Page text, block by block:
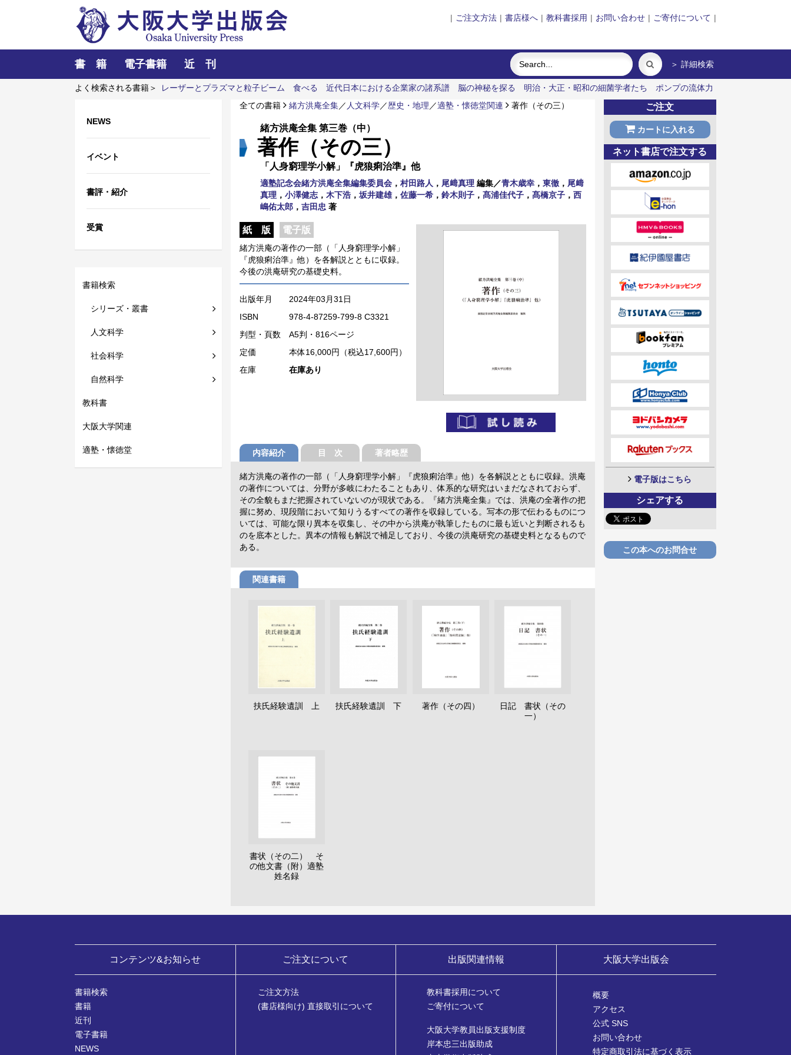
| ご注文方法 | 書店様へ | 教科書採用 | お問い合わせ | ご寄付について |
書 籍 電子書籍 近 刊 ＞ 詳細検索
よく検索される書籍＞ レーザーとプラズマと粒子ビーム 食べる 近代日本における企業家の諸系譜 脳の神秘を探る 明治・大正・昭和の細菌学者たち
ポンプの流体力
NEWS
イベント
書評・紹介
受賞
書籍検索
シリーズ・叢書
人文科学
社会科学
自然科学
教科書
大阪大学関連
適塾・懐徳堂
全ての書籍 緒方洪庵全集／ 人文科学／歴史・地理 ／適塾・懐徳堂関連 著作（その三）
緒方洪庵全集 第三巻（中）
著作（その三）
「人身窮理学小解」『虎狼痢治準』他
適塾記念会緒方洪庵全集編集委員会 ， 村田路人 ， 尾﨑真理 編集／青木歳幸 ， 東徹 ， 尾﨑
真理 ， 小澤健志 ， 木下浩， 坂井建雄， 佐藤一希 ， 鈴木則子 ， 髙浦佳代子 ， 髙橋京子 ， 西
嶋佑太郎 ， 吉田忠 著
紙 版 電子版
緒方洪庵の著作の一部（「人身窮理学小解」
『虎狼痢治準』他）を各解説とともに収録。
今後の洪庵研究の基礎史料。
出版年月
2024年03月31日
ISBN
978-4-87259-799-8 C3321
判型・頁数 A5判・816ページ
定価
本体16,000円（税込17,600円）
在庫
在庫あり
内容紹介 目 次 著者略歴
緒方洪庵の著作の一部（「人身窮理学小解」『虎狼痢治準』他）を各解説とともに収録。洪庵
の著作については、分野が多岐にわたることもあり、体系的な研究はいまだなされておらず、
その全貌もまだ把握されていないのが現状である。『緒方洪庵全集』では、洪庵の全著作の把
握に努め、現段階において知りうるすべての著作を収録している。写本の形で伝わるものにつ
いては、可能な限り異本を収集し、その中から洪庵が執筆したものに最も近いと判断されるも
のを底本とした。異本の情報も解説で補足しており、今後の洪庵研究の基礎史料となるもので
ある。
関連書籍
扶氏経験遺訓 上 扶氏経験遺訓 下 著作（その四）
日記 書状（その
一）
書状（その二） そ
の他文書（附）適塾
姓名録
ご注文
カートに入れる
ネット書店で注文する
電子版はこちら
シェアする
この本へのお問合せ
コンテンツ&お知らせ
書籍検索
書籍
近刊
電子書籍
NEWS
ご注文について
ご注文方法
(書店様向け) 直接取引について
出版関連情報
教科書採用について
ご寄付について
大阪大学教員出版支援制度
岸本忠三出版助成
大阪大学出版会
概要
アクセス
公式 SNS
お問い合わせ
特定商取引法に基づく表示